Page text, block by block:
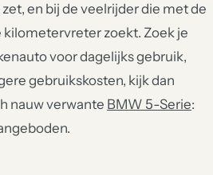
en bij de veelrijder die met de
zoekt. Zoek je
voor dagelijks gebruik,
gebruikskosten, kijk dan
nauw verwante BMW 5-Serie: